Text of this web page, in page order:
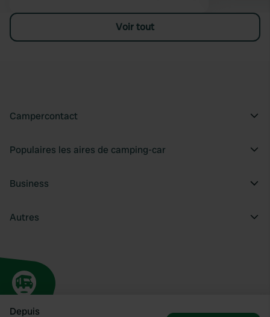
Depuis
Voir tout
Campercontact
Populaires les aires de camping-car
Business
Autres